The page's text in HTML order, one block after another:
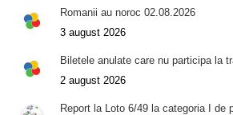
Romanii au noroc 02.08.2026
3 august 2026
Biletele anulate care nu participa la
2 august 2026
Report la Loto 6/49 la categoria I de